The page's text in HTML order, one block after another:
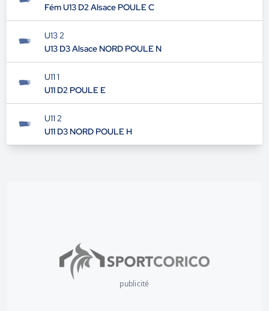
Fém U13 D2 Alsace POULE C
U13 2
U13 D3 Alsace NORD POULE N
U11 1
U11 D2 POULE E
U11 2
U11 D3 NORD POULE H
publicité